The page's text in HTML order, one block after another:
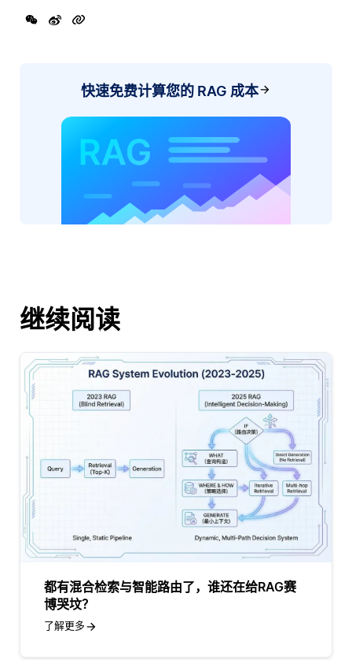
快速免费计算您的 RAG 成本
继续阅读
都有混合检索与智能路由了，谁还在给RAG赛
博哭坟？
了解更多